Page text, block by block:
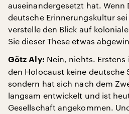
auseinandergesetzt hat. Wenn
deutsche Erinnerungskultur
verstelle den Blick auf
Sie dieser These etwas
Götz Aly: Nein, nichts. Erstens
den Holocaust keine deutsche
sondern hat sich nach dem
langsam entwickelt und ist
Gesellschaft angekommen.